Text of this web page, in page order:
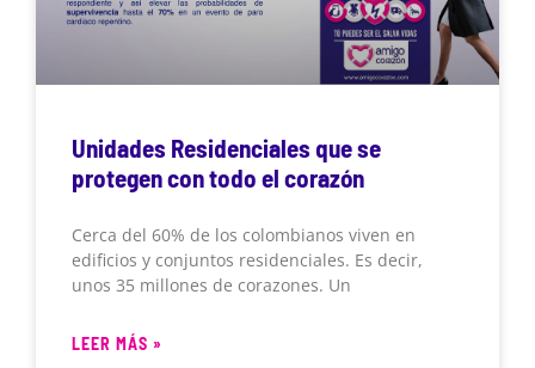
Unidades Residenciales que se
protegen con todo el corazón
Cerca del 60% de los colombianos viven en
edificios y conjuntos residenciales. Es decir,
unos 35 millones de corazones. Un
LEER MÁS »